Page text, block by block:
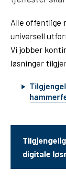
s
a
r
v
s
Alle offentlige
universell
Vi jobber
løsninger
digitale